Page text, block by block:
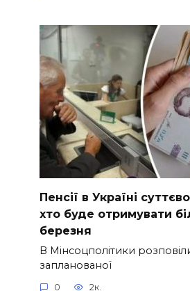
Пeнсії в Укpаїні
хто буде отримувати
березня
В Мінсоцполітики
запланованої
0 2к.